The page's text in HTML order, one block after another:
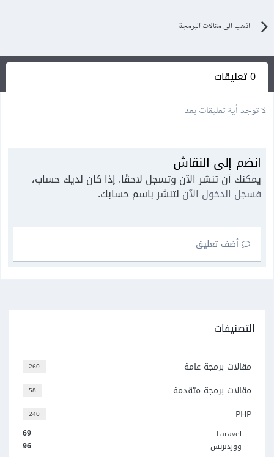
اذهب الى مقالات البرمجة
0 تعليقات
لا توجد أية تعليقات بعد
انضم إلى النقاش
يمكنك أن تنشر الآن وتسجل لاحقًا. إذا كان لديك حساب،
فسجل الدخول الآن لتنشر باسم حسابك.
أضف تعليق
التصنيفات
260 مقالات برمجة عامة
58 مقالات برمجة متقدمة
240 PHP
69
Laravel
96
ووردبريس